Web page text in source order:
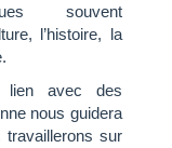
souvent
l’histoire, la
avec des
nous guidera
sur